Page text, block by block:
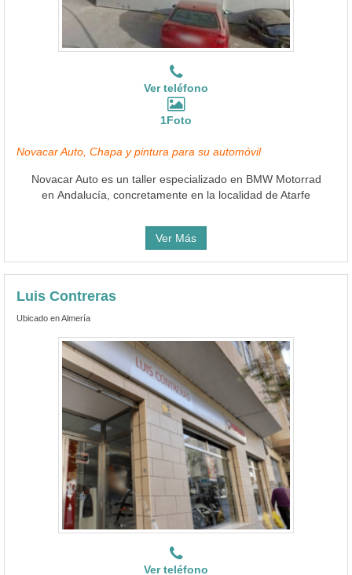
Ver teléfono
1Foto
Novacar Auto, Chapa y pintura para su automóvil
Novacar Auto es un taller especializado en BMW Motorrad
en Andalucía, concretamente en la localidad de Atarfe
Ver Más
Luis Contreras
Ubicado en Almería
Ver teléfono